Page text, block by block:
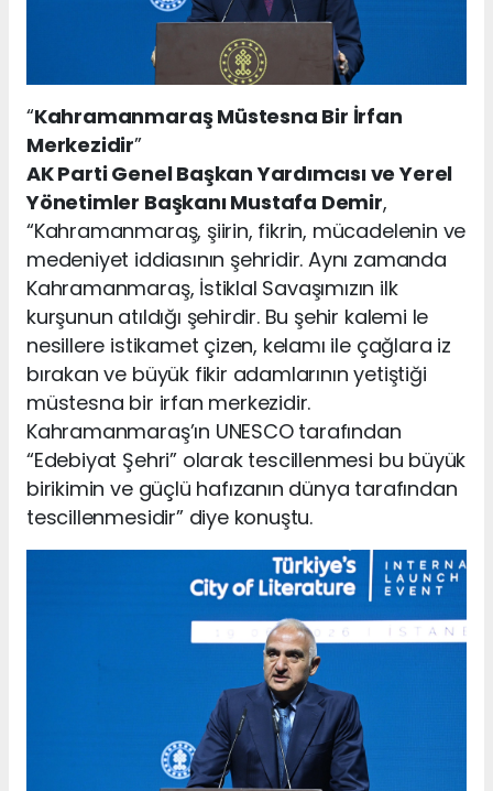
“Kahramanmaraş Müstesna Bir İrfan
Merkezidir”
AK Parti Genel Başkan Yardımcısı ve Yerel
Yönetimler Başkanı Mustafa Demir,
“Kahramanmaraş, şiirin, fikrin, mücadelenin ve
medeniyet iddiasının şehridir. Aynı zamanda
Kahramanmaraş, İstiklal Savaşımızın ilk
kurşunun atıldığı şehirdir. Bu şehir kalemi le
nesillere istikamet çizen, kelamı ile çağlara iz
bırakan ve büyük fikir adamlarının yetiştiği
müstesna bir irfan merkezidir.
Kahramanmaraş’ın UNESCO tarafından
“Edebiyat Şehri” olarak tescillenmesi bu büyük
birikimin ve güçlü hafızanın dünya tarafından
tescillenmesidir” diye konuştu.